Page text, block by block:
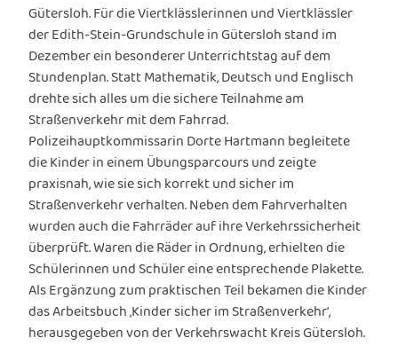
Gütersloh. Für die Viertklässlerinnen und Viertklässler
der Edith-Stein-Grundschule in Gütersloh stand im
Dezember ein besonderer Unterrichtstag auf dem
Stundenplan. Statt Mathematik, Deutsch und Englisch
drehte sich alles um die sichere Teilnahme am
Straßenverkehr mit dem Fahrrad.
Polizeihauptkommissarin Dorte Hartmann begleitete
die Kinder in einem Übungsparcours und zeigte
praxisnah, wie sie sich korrekt und sicher im
Straßenverkehr verhalten. Neben dem Fahrverhalten
wurden auch die Fahrräder auf ihre Verkehrssicherheit
überprüft. Waren die Räder in Ordnung, erhielten die
Schülerinnen und Schüler eine entsprechende Plakette.
Als Ergänzung zum praktischen Teil bekamen die Kinder
das Arbeitsbuch ‚Kinder sicher im Straßenverkehr‘,
herausgegeben von der Verkehrswacht Kreis Gütersloh.